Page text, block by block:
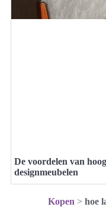
De voordelen van
designmeubelen
Kopen > hoe